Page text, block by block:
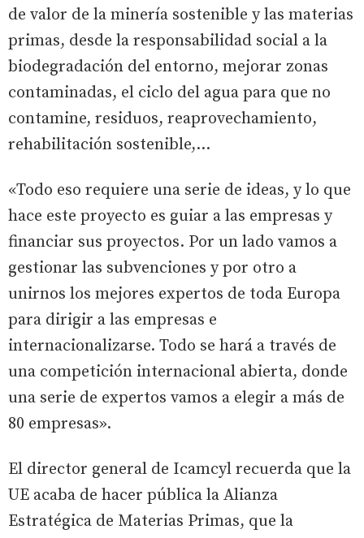
de valor de la minería sostenible y las materias
primas, desde la responsabilidad social a la
biodegradación del entorno, mejorar zonas
contaminadas, el ciclo del agua para que no
contamine, residuos, reaprovechamiento,
rehabilitación sostenible,...
«Todo eso requiere una serie de ideas, y lo que
hace este proyecto es guiar a las empresas y
financiar sus proyectos. Por un lado vamos a
gestionar las subvenciones y por otro a
unirnos los mejores expertos de toda Europa
para dirigir a las empresas e
internacionalizarse. Todo se hará a través de
una competición internacional abierta, donde
una serie de expertos vamos a elegir a más de
80 empresas».
El director general de Icamcyl recuerda que la
UE acaba de hacer pública la Alianza
Estratégica de Materias Primas, que la